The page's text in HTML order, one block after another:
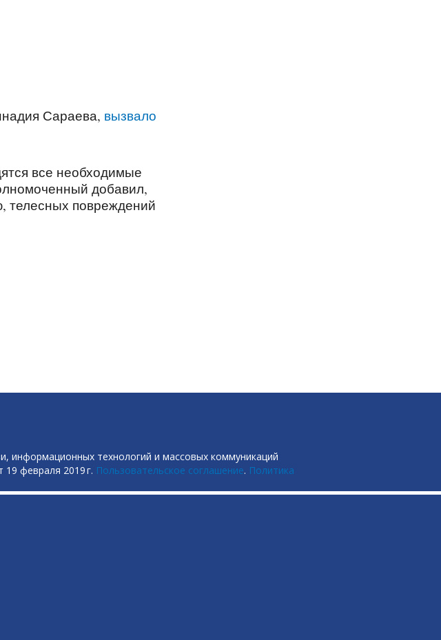
Сараева, вызвало
все необходимые
добавил,
телесных повреждений
информационных технологий и массовых коммуникаций
февраля 2019 г. Пользовательское соглашение. Политика